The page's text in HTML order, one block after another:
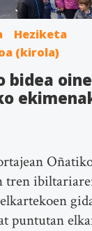
Heziketa
(kirola)
bidea
tren
puntutan